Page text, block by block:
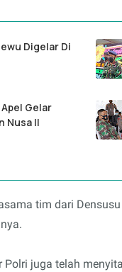
Digelar Di
Gelar
Nusa II
tim dari
juga telah